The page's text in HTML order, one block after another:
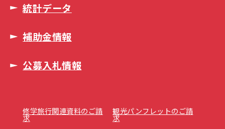
統計データ
補助金情報
公募入札情報
修学旅行関連資料のご請
求
観光パンフレットのご請
求